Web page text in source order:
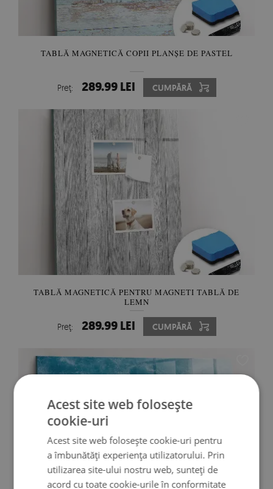
TABLĂ MAGNETICĂ COPII PLANȘE DE PASTEL
Preţ: 289.99 LEI CUMPĂRĂ
TABLĂ MAGNETICĂ PENTRU MAGNETI TABLĂ DE
LEMN
Preţ: 289.99 LEI CUMPĂRĂ
Acest site web folosește
cookie-uri
Acest site web folosește cookie-uri pentru
a îmbunătăți experiența utilizatorului. Prin
utilizarea site-ului nostru web, sunteți de
acord cu toate cookie-urile în conformitate